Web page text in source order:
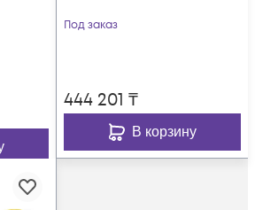
Под заказ
444 201 ₸
В корзину